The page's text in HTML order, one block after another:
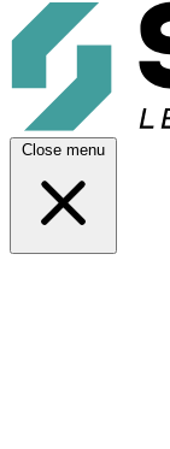
Close menu